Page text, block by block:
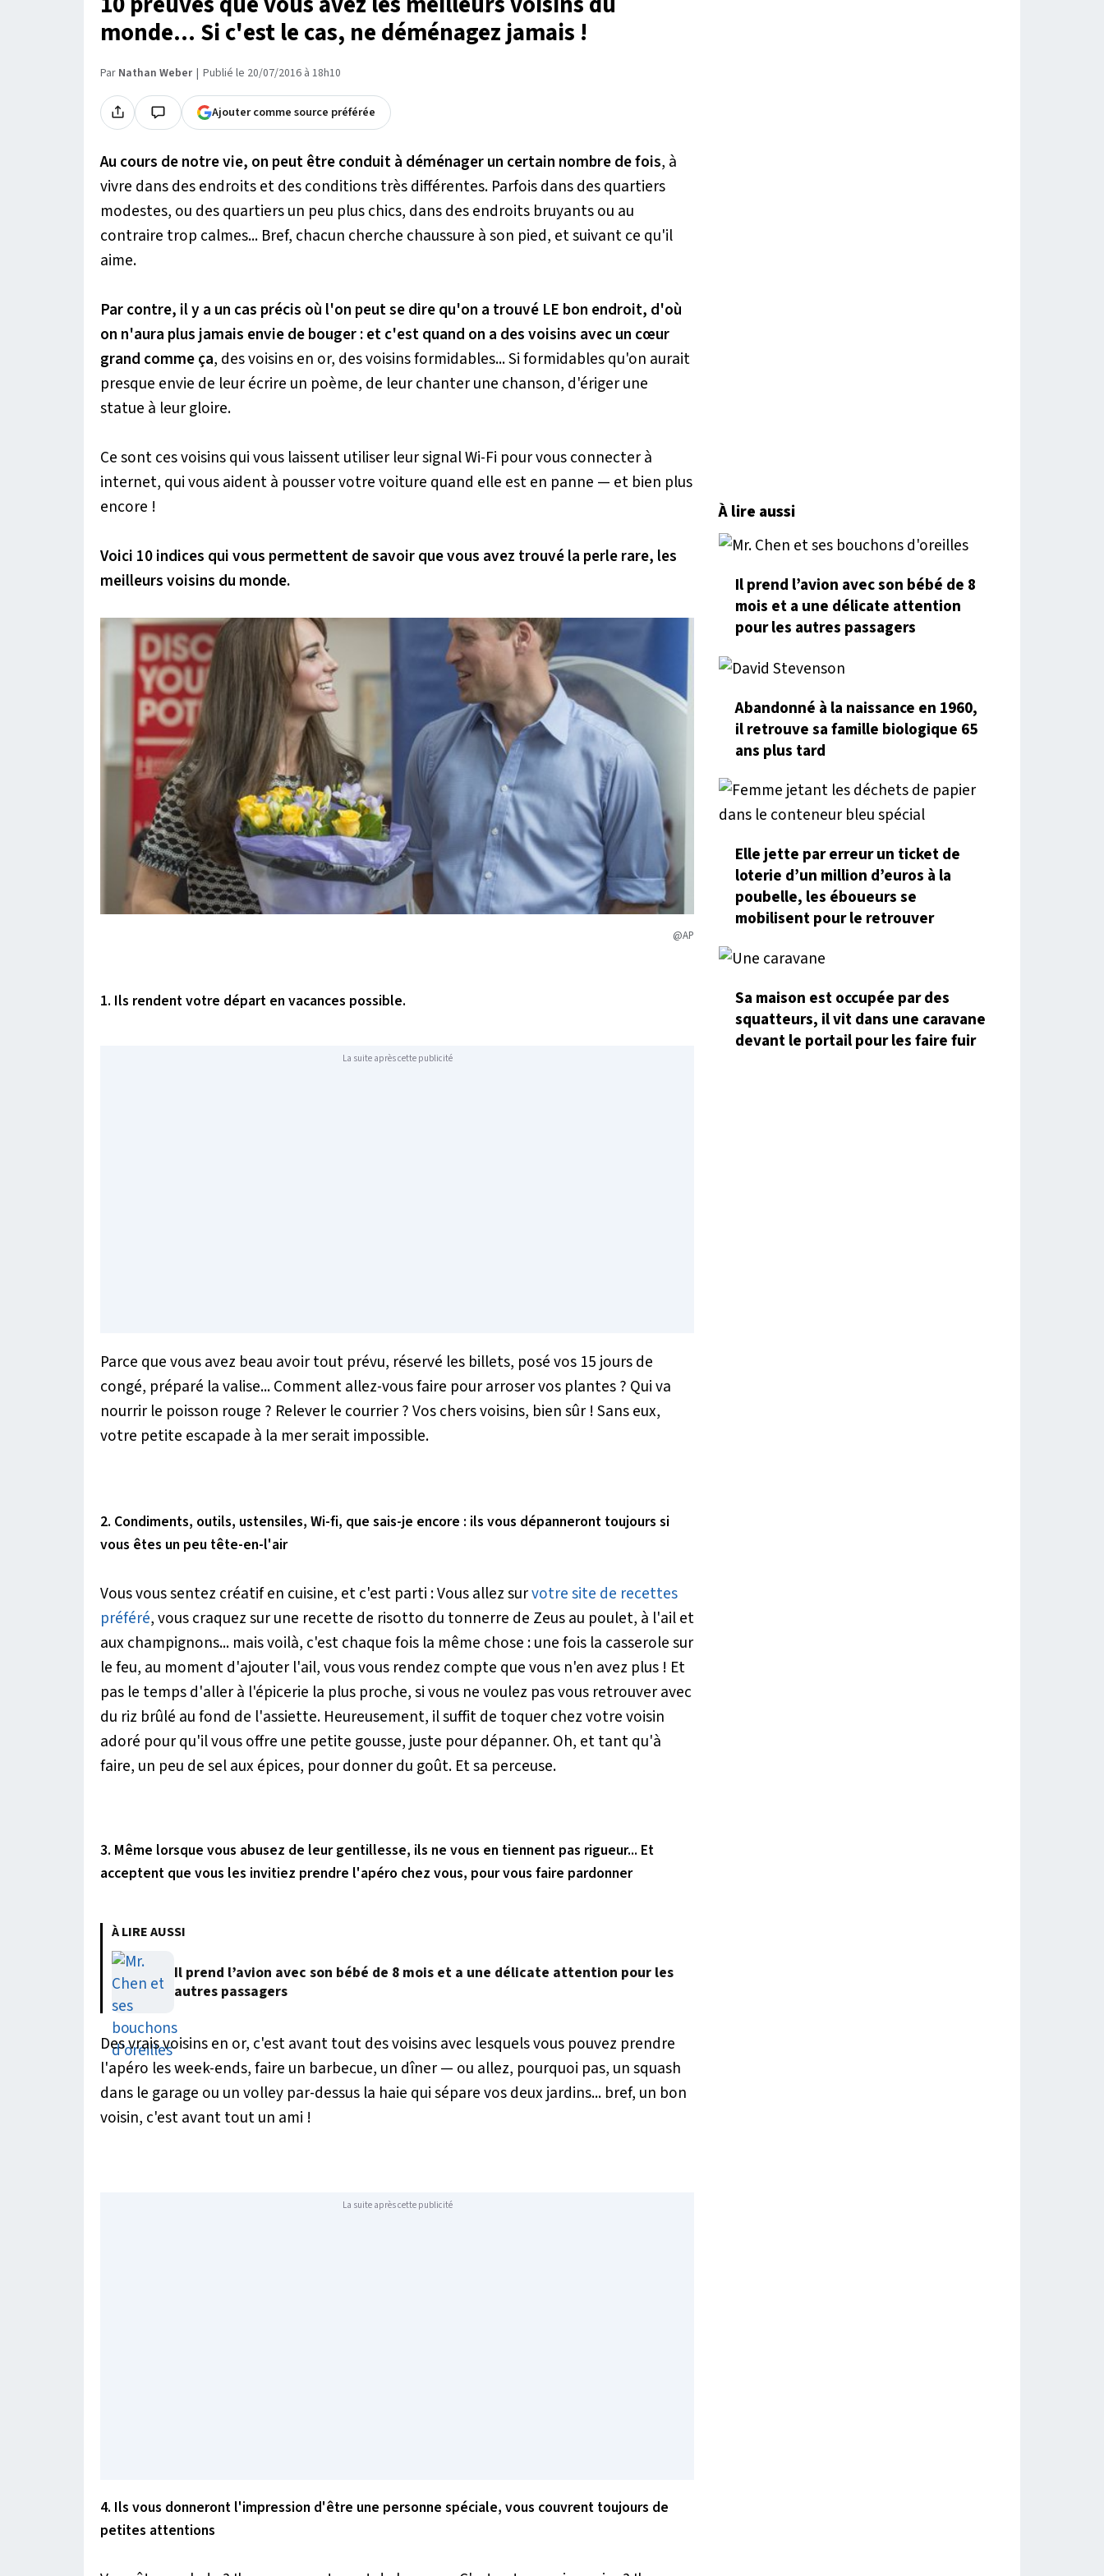
monde... Si c'est le cas, ne déménagez jamais !
Par Nathan Weber Publié le 20/07/2016 à 18h10
Ajouter comme source préférée
Au cours de notre vie, on peut être conduit à déménager un certain nombre de fois, à
vivre dans des endroits et des conditions très différentes. Parfois dans des quartiers
modestes, ou des quartiers un peu plus chics, dans des endroits bruyants ou au
contraire trop calmes... Bref, chacun cherche chaussure à son pied, et suivant ce qu'il
aime.
Par contre, il y a un cas précis où l'on peut se dire qu'on a trouvé LE bon endroit, d'où
on n'aura plus jamais envie de bouger : et c'est quand on a des voisins avec un cœur
grand comme ça, des voisins en or, des voisins formidables... Si formidables qu'on aurait
presque envie de leur écrire un poème, de leur chanter une chanson, d'ériger une
statue à leur gloire.
Ce sont ces voisins qui vous laissent utiliser leur signal Wi-Fi pour vous connecter à
internet, qui vous aident à pousser votre voiture quand elle est en panne — et bien plus
encore !
Voici 10 indices qui vous permettent de savoir que vous avez trouvé la perle rare, les
meilleurs voisins du monde.
@AP
1. Ils rendent votre départ en vacances possible.
La suite après cette publicité
Parce que vous avez beau avoir tout prévu, réservé les billets, posé vos 15 jours de
congé, préparé la valise... Comment allez-vous faire pour arroser vos plantes ? Qui va
nourrir le poisson rouge ? Relever le courrier ? Vos chers voisins, bien sûr ! Sans eux,
votre petite escapade à la mer serait impossible.
2. Condiments, outils, ustensiles, Wi-fi, que sais-je encore : ils vous dépanneront toujours si
vous êtes un peu tête-en-l'air
Vous vous sentez créatif en cuisine, et c'est parti : Vous allez survotre site de recettes
préféré, vous craquez sur une recette de risotto du tonnerre de Zeus au poulet, à l'ail et
aux champignons... mais voilà, c'est chaque fois la même chose : une fois la casserole sur
le feu, au moment d'ajouter l'ail, vous vous rendez compte que vous n'en avez plus ! Et
pas le temps d'aller à l'épicerie la plus proche, si vous ne voulez pas vous retrouver avec
du riz brûlé au fond de l'assiette. Heureusement, il suffit de toquer chez votre voisin
adoré pour qu'il vous offre une petite gousse, juste pour dépanner. Oh, et tant qu'à
faire, un peu de sel aux épices, pour donner du goût. Et sa perceuse.
3. Même lorsque vous abusez de leur gentillesse, ils ne vous en tiennent pas rigueur... Et
acceptent que vous les invitiez prendre l'apéro chez vous, pour vous faire pardonner
À LIRE AUSSI
Il prend l’avion avec son bébé de 8 mois et a une délicate attention pour les
autres passagers
Des vrais voisins en or, c'est avant tout des voisins avec lesquels vous pouvez prendre
l'apéro les week-ends, faire un barbecue, un dîner — ou allez, pourquoi pas, un squash
dans le garage ou un volley par-dessus la haie qui sépare vos deux jardins... bref, un bon
voisin, c'est avant tout un ami !
La suite après cette publicité
4. Ils vous donneront l'impression d'être une personne spéciale, vous couvrent toujours de
petites attentions
À lire aussi
Il prend l’avion avec son bébé de 8
mois et a une délicate attention
pour les autres passagers
Abandonné à la naissance en 1960,
il retrouve sa famille biologique 65
ans plus tard
Elle jette par erreur un ticket de
loterie d’un million d’euros à la
poubelle, les éboueurs se
mobilisent pour le retrouver
Sa maison est occupée par des
squatteurs, il vit dans une caravane
devant le portail pour les faire fuir